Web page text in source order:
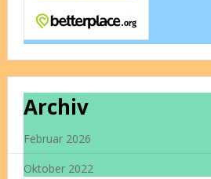
Archiv
Februar 2026
Oktober 2022